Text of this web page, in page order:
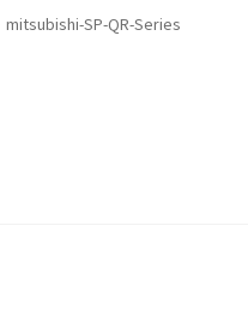
บริการ ประวัติบริษัท
mitsubishi-SP-QR-Series